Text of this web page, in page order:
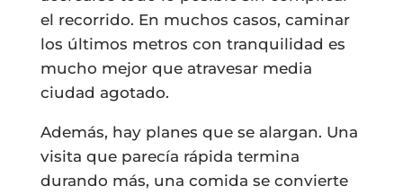
el recorrido. En muchos casos, caminar
los últimos metros con tranquilidad es
mucho mejor que atravesar media
ciudad agotado.
Además, hay planes que se alargan. Una
visita que parecía rápida termina
durando más, una comida se convierte